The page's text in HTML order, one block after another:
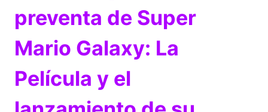
preventa de Super
Mario Galaxy: La
Película y el